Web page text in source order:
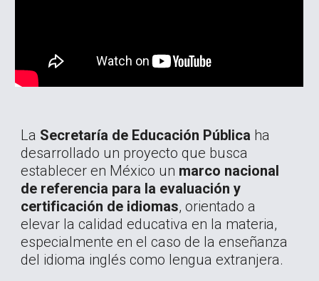
La Secretaría de Educación Pública ha
desarrollado un proyecto que busca
establecer en México un marco nacional
de referencia para la evaluación y
certificación de idiomas, orientado a
elevar la calidad educativa en la materia,
especialmente en el caso de la enseñanza
del idioma inglés como lengua extranjera.